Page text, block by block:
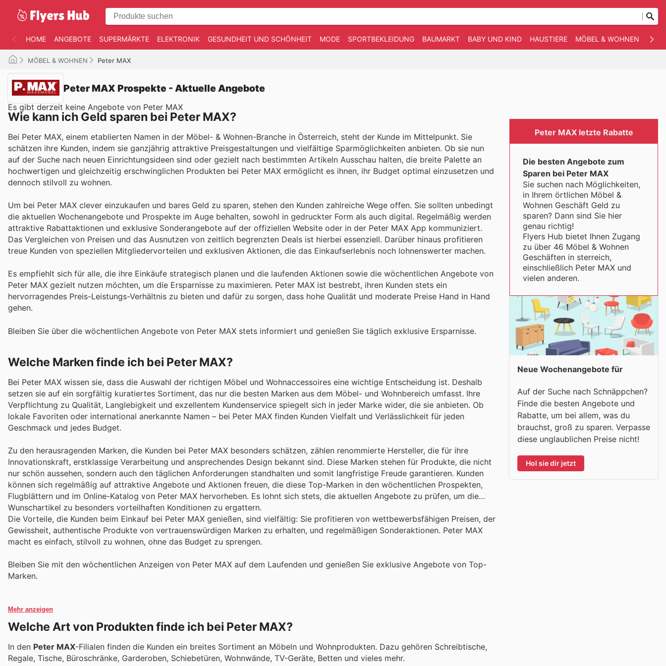
HOME ANGEBOTE SUPERMÄRKTE ELEKTRONIK GESUNDHEIT UND SCHÖNHEIT MODE SPORTBEKLEIDUNG BAUMARKT BABY UND KIND HAUSTIERE MÖBEL & WOHNEN
MÖBEL & WOHNEN Peter MAX
Peter MAX Prospekte - Aktuelle Angebote
Es gibt derzeit keine Angebote von Peter MAX
Wie kann ich Geld sparen bei Peter MAX?
Bei Peter MAX, einem etablierten Namen in der Möbel- & Wohnen-Branche in Österreich, steht der Kunde im Mittelpunkt. Sie
schätzen ihre Kunden, indem sie ganzjährig attraktive Preisgestaltungen und vielfältige Sparmöglichkeiten anbieten. Ob sie nun
auf der Suche nach neuen Einrichtungsideen sind oder gezielt nach bestimmten Artikeln Ausschau halten, die breite Palette an
hochwertigen und gleichzeitig erschwinglichen Produkten bei Peter MAX ermöglicht es ihnen, ihr Budget optimal einzusetzen und
dennoch stilvoll zu wohnen.
Um bei Peter MAX clever einzukaufen und bares Geld zu sparen, stehen den Kunden zahlreiche Wege offen. Sie sollten unbedingt
die aktuellen Wochenangebote und Prospekte im Auge behalten, sowohl in gedruckter Form als auch digital. Regelmäßig werden
attraktive Rabattaktionen und exklusive Sonderangebote auf der offiziellen Website oder in der Peter MAX App kommuniziert.
Das Vergleichen von Preisen und das Ausnutzen von zeitlich begrenzten Deals ist hierbei essenziell. Darüber hinaus profitieren
treue Kunden von speziellen Mitgliedervorteilen und exklusiven Aktionen, die das Einkaufserlebnis noch lohnenswerter machen.
Es empfiehlt sich für alle, die ihre Einkäufe strategisch planen und die laufenden Aktionen sowie die wöchentlichen Angebote von
Peter MAX gezielt nutzen möchten, um die Ersparnisse zu maximieren. Peter MAX ist bestrebt, ihren Kunden stets ein
hervorragendes Preis-Leistungs-Verhältnis zu bieten und dafür zu sorgen, dass hohe Qualität und moderate Preise Hand in Hand
gehen.
Bleiben Sie über die wöchentlichen Angebote von Peter MAX stets informiert und genießen Sie täglich exklusive Ersparnisse.
Welche Marken finde ich bei Peter MAX?
Bei Peter MAX wissen sie, dass die Auswahl der richtigen Möbel und Wohnaccessoires eine wichtige Entscheidung ist. Deshalb
setzen sie auf ein sorgfältig kuratiertes Sortiment, das nur die besten Marken aus dem Möbel- und Wohnbereich umfasst. Ihre
Verpflichtung zu Qualität, Langlebigkeit und exzellentem Kundenservice spiegelt sich in jeder Marke wider, die sie anbieten. Ob
lokale Favoriten oder international anerkannte Namen – bei Peter MAX finden Kunden Vielfalt und Verlässlichkeit für jeden
Geschmack und jedes Budget.
Zu den herausragenden Marken, die Kunden bei Peter MAX besonders schätzen, zählen renommierte Hersteller, die für ihre
Innovationskraft, erstklassige Verarbeitung und ansprechendes Design bekannt sind. Diese Marken stehen für Produkte, die nicht
nur schön aussehen, sondern auch den täglichen Anforderungen standhalten und somit langfristige Freude garantieren. Kunden
können sich regelmäßig auf attraktive Angebote und Aktionen freuen, die diese Top-Marken in den wöchentlichen Prospekten,
Flugblättern und im Online-Katalog von Peter MAX hervorheben. Es lohnt sich stets, die aktuellen Angebote zu prüfen, um die
Wunschartikel zu besonders vorteilhaften Konditionen zu ergattern.
Die Vorteile, die Kunden beim Einkauf bei Peter MAX genießen, sind vielfältig: Sie profitieren von wettbewerbsfähigen Preisen, der
Gewissheit, authentische Produkte von vertrauenswürdigen Marken zu erhalten, und regelmäßigen Sonderaktionen. Peter MAX
macht es einfach, stilvoll zu wohnen, ohne das Budget zu sprengen.
Bleiben Sie mit den wöchentlichen Anzeigen von Peter MAX auf dem Laufenden und genießen Sie exklusive Angebote von Top-
Marken.
Mehr anzeigen
Welche Art von Produkten finde ich bei Peter MAX?
In den Peter MAX-Filialen finden die Kunden ein breites Sortiment an Möbeln und Wohnprodukten. Dazu gehören Schreibtische,
Regale, Tische, Büroschränke, Garderoben, Schiebetüren, Wohnwände, TV-Geräte, Betten und vieles mehr.
Peter MAX letzte Rabatte
Die besten Angebote zum
Sparen bei Peter MAX
Sie suchen nach Möglichkeiten,
in Ihrem örtlichen Möbel &
Wohnen Geschäft Geld zu
sparen? Dann sind Sie hier
genau richtig!
Flyers Hub bietet Ihnen Zugang
zu über 46 Möbel & Wohnen
Geschäften in sterreich,
einschließlich Peter MAX und
vielen anderen.
Neue Wochenangebote für
Auf der Suche nach Schnäppchen?
Finde die besten Angebote und
Rabatte, um bei allem, was du
brauchst, groß zu sparen. Verpasse
diese unglaublichen Preise nicht!
Hol sie dir jetzt